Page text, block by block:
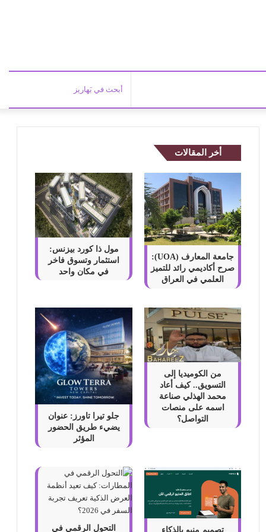
أخر المقالات
جامعة المعارف (UOA):
صرح أكاديمي رائد للتميز
العلمي في العراق
مول ذا كورد بيزنس:
استثمار وتسوق فاخر
في مكان واحد
من الكوميديا إلى
التسويق.. كيف أعاد
محمد الهذلي صناعة
اسمه على منصات
التواصل؟
جلو تيرا تاورز: عنوان
يضيء طريق الحضور
المؤثر
تصميم منيو بالذكاء التحول الرقمي في